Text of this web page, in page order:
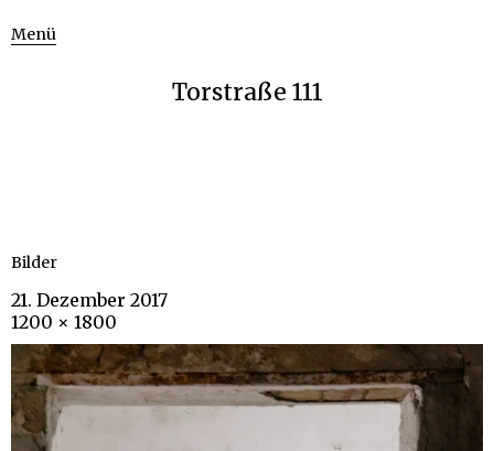
Menü
Torstraße 111
Bilder
21. Dezember 2017
1200 × 1800